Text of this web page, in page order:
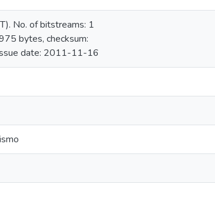
No. of bitstreams: 1
bytes, checksum:
date: 2011-11-16